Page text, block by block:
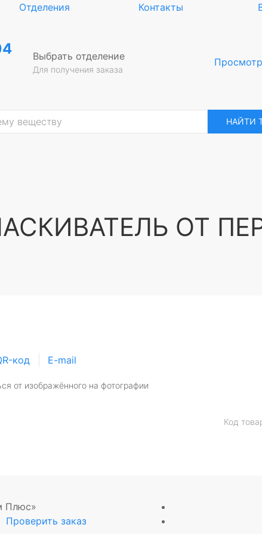
Отделения Контакты
Выбрать отделение
Для получения заказа
НАЙТИ
ОТ
код E-mail
от изображённого на фотографии
Код
Плюс»
Проверить заказ